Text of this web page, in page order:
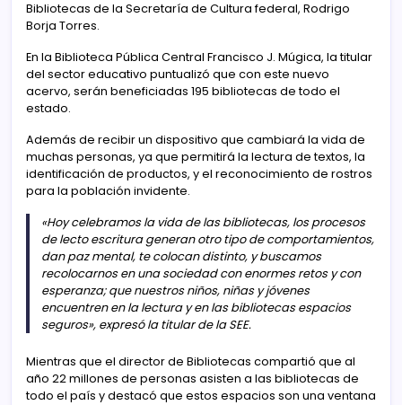
Bibliotecas de la Secretaría de Cultura federal, Rodrigo
Borja Torres.
En la Biblioteca Pública Central Francisco J. Múgica, la titular
del sector educativo puntualizó que con este nuevo
acervo, serán beneficiadas 195 bibliotecas de todo el
estado.
Además de recibir un dispositivo que cambiará la vida de
muchas personas, ya que permitirá la lectura de textos, la
identificación de productos, y el reconocimiento de rostros
para la población invidente.
«Hoy celebramos la vida de las bibliotecas, los procesos
de lecto escritura generan otro tipo de comportamientos,
dan paz mental, te colocan distinto, y buscamos
recolocarnos en una sociedad con enormes retos y con
esperanza; que nuestros niños, niñas y jóvenes
encuentren en la lectura y en las bibliotecas espacios
seguros», expresó la titular de la SEE.
Mientras que el director de Bibliotecas compartió que al
año 22 millones de personas asisten a las bibliotecas de
todo el país y destacó que estos espacios son una ventana